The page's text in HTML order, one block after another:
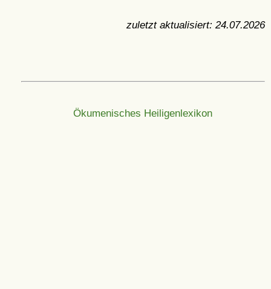
zuletzt aktualisiert: 24.07.2026
Ökumenisches Heiligenlexikon